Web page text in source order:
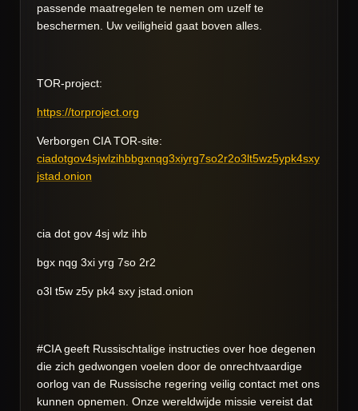
passende maatregelen te nemen om uzelf te
beschermen. Uw veiligheid gaat boven alles.
TOR-project:
https://torproject.org
Verborgen CIA TOR-site:
ciadotgov4sjwlzihbbgxnqg3xiyrg7so2r2o3lt5wz5ypk4sxy
jstad.onion
cia dot gov 4sj wlz ihb
bgx nqg 3xi yrg 7so 2r2
o3l t5w z5y pk4 sxy jstad.onion
#CIA geeft Russischtalige instructies over hoe degenen
die zich gedwongen voelen door de onrechtvaardige
oorlog van de Russische regering veilig contact met ons
kunnen opnemen. Onze wereldwijde missie vereist dat